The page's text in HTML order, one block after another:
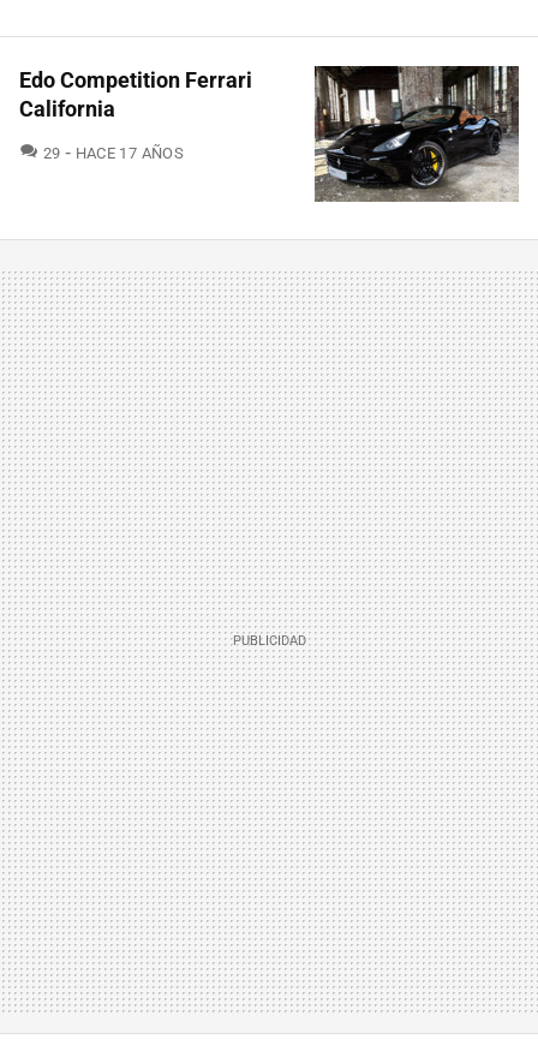
Edo Competition Ferrari
California
29 COMENTARIOS
HACE 17 AÑOS